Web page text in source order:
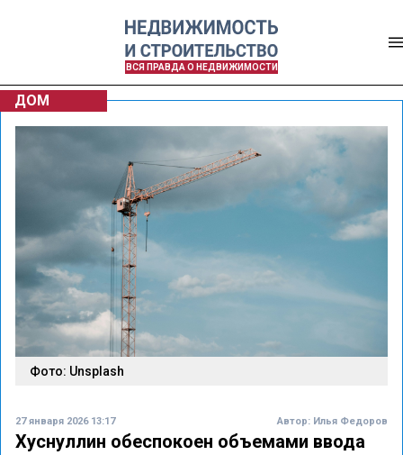
ВСЯ ПРАВДА О НЕДВИЖИМОСТИ
ДОМ
Фото: Unsplash
27 января 2026 13:17 Автор: Илья Федоров
Хуснуллин обеспокоен объемами ввода